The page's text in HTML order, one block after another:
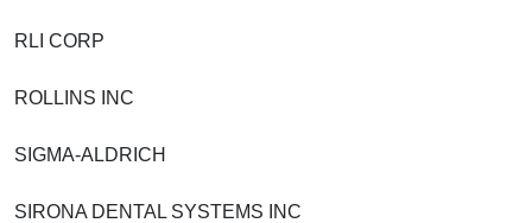
RLI CORP
ROLLINS INC
SIGMA-ALDRICH
SIRONA DENTAL SYSTEMS INC